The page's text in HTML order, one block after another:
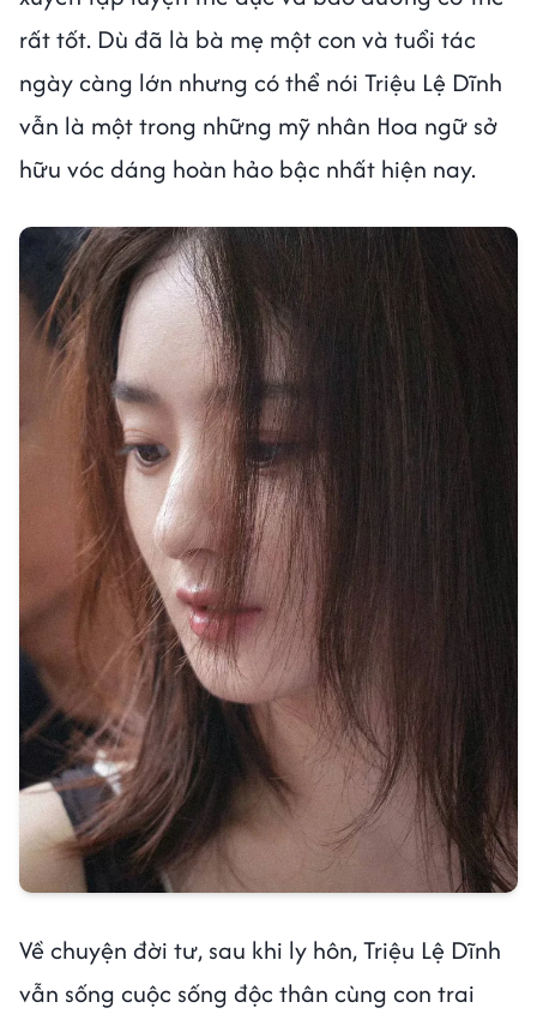
rất tốt. Dù đã là bà mẹ một con và tuổi tác
ngày càng lớn nhưng có thể nói Triệu Lệ Dĩnh
vẫn là một trong những mỹ nhân Hoa ngữ sở
hữu vóc dáng hoàn hảo bậc nhất hiện nay.
Về chuyện đời tư, sau khi ly hôn, Triệu Lệ Dĩnh
vẫn sống cuộc sống độc thân cùng con trai